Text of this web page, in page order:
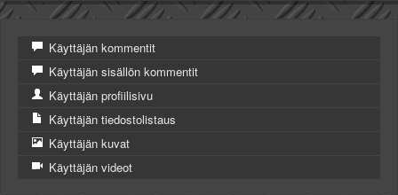
Käyttäjän kommentit
Käyttäjän sisällön kommentit
Käyttäjän profiilisivu
Käyttäjän tiedostolistaus
Käyttäjän kuvat
Käyttäjän videot